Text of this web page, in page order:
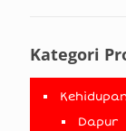
Kategori
Dapur